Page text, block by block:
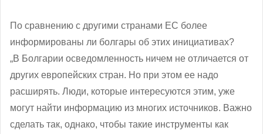
По сравнению с другими странами ЕС более
информированы ли болгары об этих инициативах?
„В Болгарии осведомленность ничем не отличается от
других европейских стран. Но при этом ее надо
расширять. Люди, которые интересуются этим, уже
могут найти информацию из многих источников. Важно
сделать так, однако, чтобы такие инструменты как